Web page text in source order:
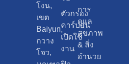
ตัวกรอง
คาร์บอน
เปิดใช้
งาน
การ
ดูแล
สุขภาพ
& สิ่ง
อำนวย
โงน,
เขต
Baiyun,
กวาง
โจว,